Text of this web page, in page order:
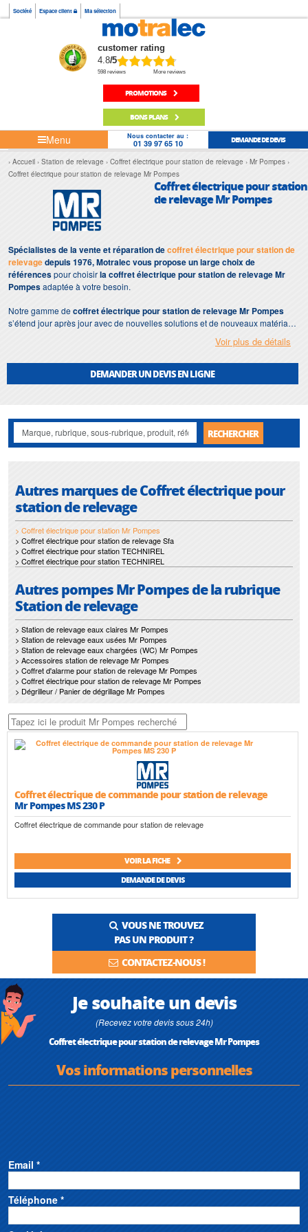
Société Espace client Ma sélection
customer rating
4.8/5
598 reviews More reviews
PROMOTIONS
BONS PLANS
Menu Nous contacter au :
01 39 97 65 10 DEMANDE DE DEVIS
Accueil Station de relevage Coffret électrique pour station de relevage
Mr Pompes
Coffret électrique pour station de relevage Mr Pompes
Coffret électrique pour station
de relevage Mr Pompes
Spécialistes de la vente et réparation decoffret électrique pour station de
relevagedepuis 1976, Motralec vous propose un large choix de
référencespour choisirla coffret électrique pour station de relevage Mr
Pompesadaptée à votre besoin.
Notre gamme decoffret électrique pour station de relevage Mr Pompes
s’étend jour après jour avec de nouvelles solutions et de nouveaux matériaux.
Afin de répondre à votre demande dans les plus brefs délais, nous nous
pour station de relevage Mr Pompes.
Nos interventions sur toute l'Ile de France suivant vos besoins et vos
contraintes sont un gage d'efficacité, et garantissent l'absence de perturbation
Voir plus de détails
DEMANDER UN DEVIS EN LIGNE
RECHERCHER
Autres marques de Coffret électrique pour
station de relevage
> Coffret électrique pour station Mr Pompes
> Coffret électrique pour station de relevage Sfa
> Coffret électrique pour station TECHNIREL
> Coffret électrique pour station TECHNIREL
Autres pompes Mr Pompes de la rubrique
Station de relevage
> Station de relevage eaux claires Mr Pompes
> Station de relevage eaux usées Mr Pompes
> Station de relevage eaux chargées (WC) Mr Pompes
> Accessoires station de relevage Mr Pompes
> Coffret d'alarme pour station de relevage Mr Pompes
> Coffret électrique pour station de relevage Mr Pompes
> Dégrilleur / Panier de dégrillage Mr Pompes
Coffret électrique de commande pour station de relevage
Mr Pompes MS 230 P
Coffret électrique de commande pour station de relevage
VOIR LA FICHE
DEMANDE DE DEVIS
VOUS NE TROUVEZ
PAS UN PRODUIT ?
CONTACTEZ-NOUS !
Je souhaite un devis
(Recevez votre devis sous 24h)
Coffret électrique pour station de relevage Mr Pompes
Vos informations personnelles
Email *
Téléphone *